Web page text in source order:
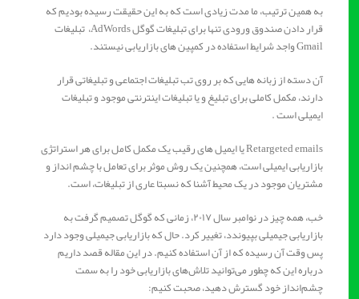
به همین ترتیب، ما مدت زیادی است که به این حقیقت رسیده بودیم که
قرار دادن صندوق ورودی تنها برای تبلیغات گوگل AdWords، تبلیغات
Gmail واجد شرایط استفاده در کمپین های بازاریابی نیستند.
آن دسته از زبانه هایی که بر روی تب تبلیغات اجتماعی و تبلیغاتی قرار
دارند، مکمل کاملی برای تبلیغ و یا تبلیغات اینترنتی موجود و تبلیغات
ایمیلی است .
Retargeted emails یا ایمیل های رقیب یک مکمل کامل برای هر استراتژی
بازاریابی ایمیلی است، همچنین یک روش موثر برای تعامل با چشم انداز و
مشتریان موجود در یک محیط آشنا که نسبتا عاری از تبلیغات، است.
خب، همه چیز در نوامبر سال ۲۰۱۷، زمانی که گوگل تصمیم گرفت به
بازاریابی جیمیلی بپیوندد، تغییر کرد. حال که بازاریابی جیمیلی وجود دارد
پس وقت آن رسیده که از آن استفاده کنیم. در این مقاله قصد داریم
درباره این که چطور می‌توانید تلاش‌های بازاریابی خود را به سمت
چشم‌انداز خود گسترش دهید، صحبت کنیم: